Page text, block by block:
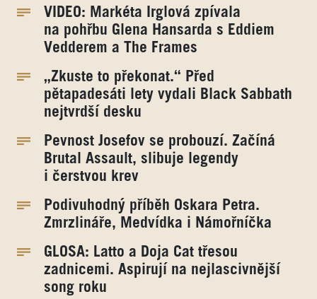
VIDEO: Markéta Irglová zpívala
na pohřbu Glena Hansarda s Eddiem
Vedderem a The Frames
„Zkuste to překonat.“ Před
pětapadesáti lety vydali Black Sabbath
nejtvrdší desku
Pevnost Josefov se probouzí. Začíná
Brutal Assault, slibuje legendy
i čerstvou krev
Podivuhodný příběh Oskara Petra.
Zmrzlináře, Medvídka i Námořníčka
GLOSA: Latto a Doja Cat třesou
zadnicemi. Aspirují na nejlascivnější
song roku